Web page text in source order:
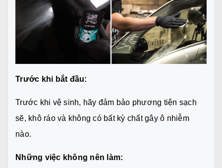
Trước khi bắt đầu:
Trước khi vệ sinh, hãy đảm bảo phương tiện sạch
sẽ, khô ráo và không có bất kỳ chất gây ô nhiễm
nào.
Những việc không nên làm: